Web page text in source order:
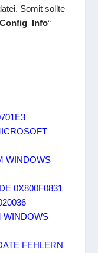
Somit sollte
“
WINDOWS
0X800F0831
WINDOWS
FEHLERN